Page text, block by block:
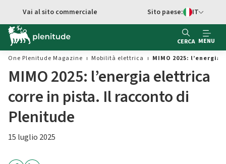
Vai al contenuto principale
Vai al sito commerciale
Switch di
Sito paese: IT
CERCA MENU
One Plenitude Magazine
Mobilità elettrica MIMO 2025:
MIMO 2025: l’energia elettrica
corre in pista. Il racconto di
Plenitude
15 luglio 2025